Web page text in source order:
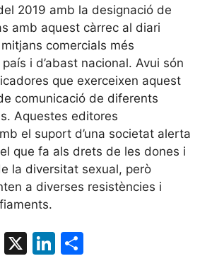
2019 amb la designació de
amb aquest càrrec al diari
comercials més
i d’abast nacional. Avui són
que exerceixen aquest
comunicació de diferents
Aquestes editores
el suport d’una societat alerta
que fa als drets de les dones i
la diversitat sexual, però
a diverses resistències i
Bl X
Li